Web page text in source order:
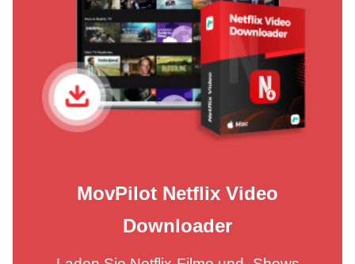
MovPilot Netflix Video
Downloader